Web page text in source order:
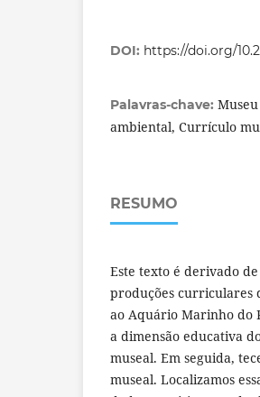
DOI: https://doi.org/
Palavras-chave:
ambiental, Currículo
RESUMO
Este texto é derivado
produções curriculares
ao Aquário Marinho do
a dimensão educativa
museal. Em seguida,
museal. Localizamos